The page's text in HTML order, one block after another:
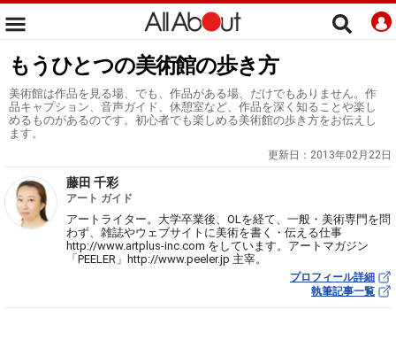
もうひとつの美術館の歩き方
美術館は作品を見る場、でも、作品がある場、だけでもありません。作
品キャプション、音声ガイド、休憩室など、作品を深く知ることや楽し
めるものがあるのです。初心者でも楽しめる美術館の歩き方をお伝えし
ます。
更新日： 2013年02月22日
藤田 千彩
アート ガイド
アートライター。大学卒業後、OLを経て、一般・美術専門を問
わず、雑誌やウェブサイトに美術を書く・伝える仕事
http://www.artplus-inc.com をしています。アートマガジン
「PEELER」http://www.peeler.jp 主宰。
プロフィール詳細
執筆記事一覧